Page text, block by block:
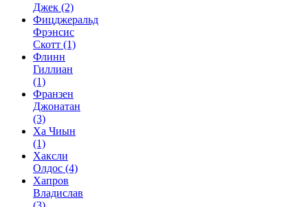
Джек (2)
Фицджеральд
Фрэнсис
Скотт (1)
Флинн
Гиллиан
(1)
Франзен
Джонатан
(3)
Ха Чиын
(1)
Хаксли
Олдос (4)
Хапров
Владислав